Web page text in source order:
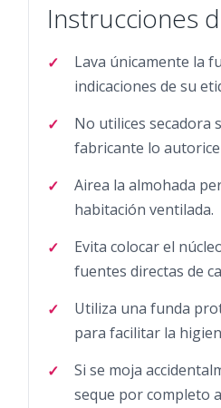
Instrucciones
Lava únicamente la
indicaciones de su
No utilices secadora
fabricante lo
Airea la almohada
habitación ventilada.
Evita colocar el
fuentes directas de
Utiliza una funda
para facilitar la
Si se moja
seque por completo